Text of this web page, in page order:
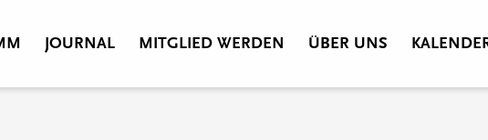
JOURNAL MITGLIED WERDEN ÜBER UNS